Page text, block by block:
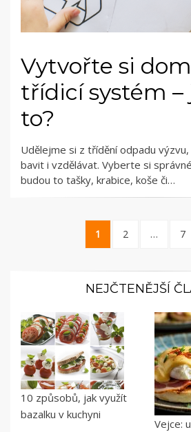
Vytvořte si
třídicí systém –
to?
Udělejme si z třídění odpadu
bavit i vzdělávat. Vyberte si
budou to tašky, krabice, koše či…
Stránkování
příspěvků
PAGE
1 PAGE
2 … 7
NEJČTENĚJŠÍ
10 způsobů, jak využít
bazalku v kuchyni
Vejce: